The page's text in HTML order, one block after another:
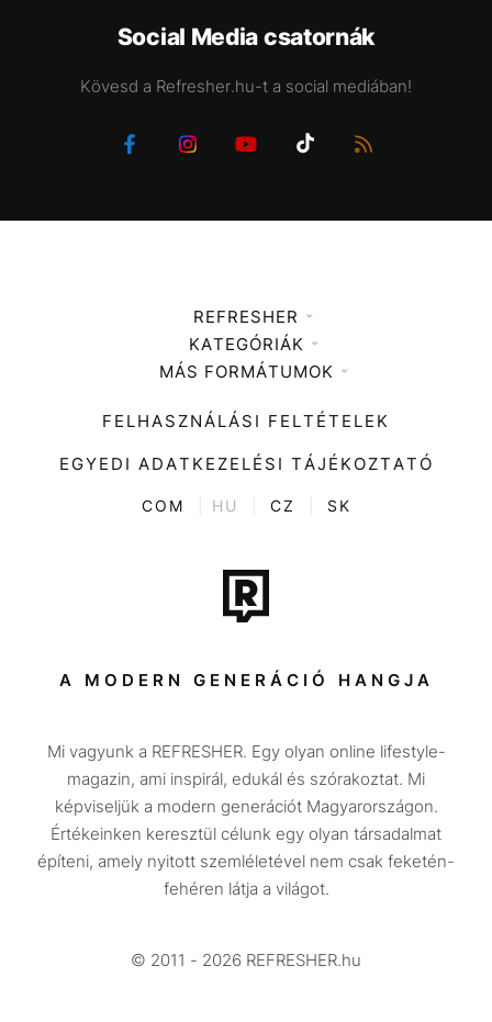
Social Media csatornák
Kövesd a Refresher.hu-t a social mediában!
REFRESHER
Médiaajánlat
KATEGÓRIÁK
Zene
Divat
Kultúra
ENTR
Tech-Tudomány
Sport
Társadalom
Utazás
Életmód
Design
Beszélgetések
Videó
MÁS FORMÁTUMOK
FELHASZNÁLÁSI FELTÉTELEK
EGYEDI ADATKEZELÉSI TÁJÉKOZTATÓ
COM HU CZ SK
A MODERN GENERÁCIÓ HANGJA
Mi vagyunk a REFRESHER. Egy olyan online lifestyle-
magazin, ami inspirál, edukál és szórakoztat. Mi
képviseljük a modern generációt Magyarországon.
Értékeinken keresztül célunk egy olyan társadalmat
építeni, amely nyitott szemléletével nem csak feketén-
fehéren látja a világot.
© 2011 - 2026 REFRESHER.hu